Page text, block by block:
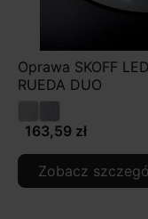
Oprawa SKOFF LED
RUEDA DUO
163,59 zł
Zobacz